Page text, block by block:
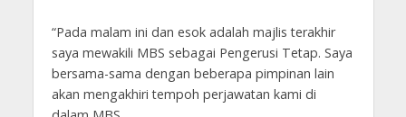
“Pada malam ini dan esok adalah majlis terakhir
saya mewakili MBS sebagai Pengerusi Tetap. Saya
bersama-sama dengan beberapa pimpinan lain
akan mengakhiri tempoh perjawatan kami di